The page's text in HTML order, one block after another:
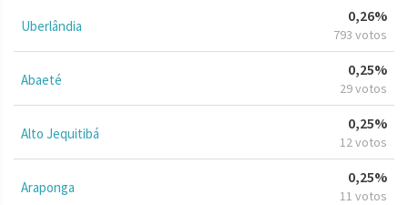
Uberlândia
0,26%
793 votos
Abaeté
0,25%
29 votos
Alto Jequitibá
0,25%
12 votos
Araponga
0,25%
11 votos